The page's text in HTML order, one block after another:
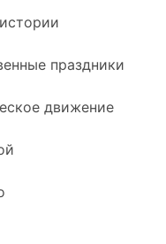
праздники
движение